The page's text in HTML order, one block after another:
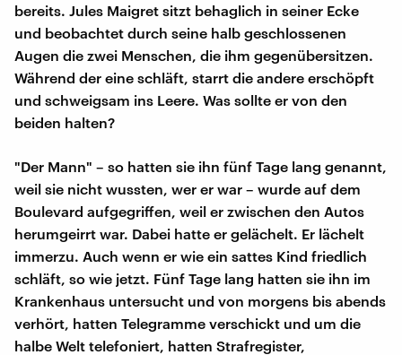
bereits. Jules Maigret sitzt behaglich in seiner Ecke
und beobachtet durch seine halb geschlossenen
Augen die zwei Menschen, die ihm gegenübersitzen.
Während der eine schläft, starrt die andere erschöpft
und schweigsam ins Leere. Was sollte er von den
beiden halten?
"Der Mann" – so hatten sie ihn fünf Tage lang genannt,
weil sie nicht wussten, wer er war – wurde auf dem
Boulevard aufgegriffen, weil er zwischen den Autos
herumgeirrt war. Dabei hatte er gelächelt. Er lächelt
immerzu. Auch wenn er wie ein sattes Kind friedlich
schläft, so wie jetzt. Fünf Tage lang hatten sie ihn im
Krankenhaus untersucht und von morgens bis abends
verhört, hatten Telegramme verschickt und um die
halbe Welt telefoniert, hatten Strafregister,